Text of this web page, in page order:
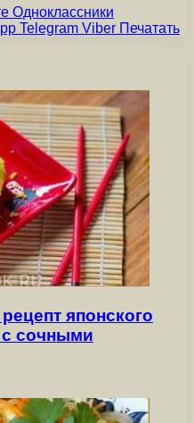
Одноклассники
Telegram Viber Печатать
японского
с сочными